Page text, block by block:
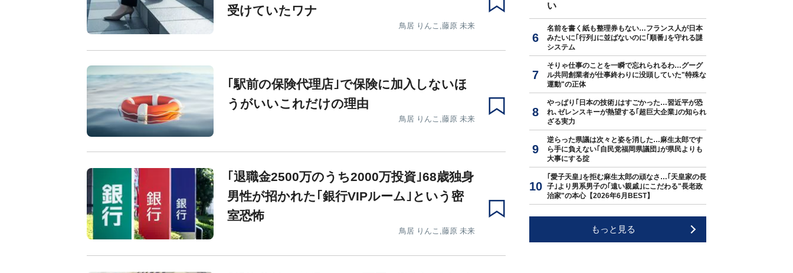
受けていたワナ
鳥居 りんこ,藤原 未来
｢駅前の保険代理店｣で保険に加入しないほ
うがいいこれだけの理由
鳥居 りんこ,藤原 未来
｢退職金2500万のうち2000万投資｣68歳独身
男性が招かれた｢銀行VIPルーム｣という密
室恐怖
鳥居 りんこ,藤原 未来
い
名前を書く紙も整理券もない…フランス人が日本
みたいに｢行列｣に並ばないのに｢順番｣を守れる謎
システム
そりゃ仕事のことを一瞬で忘れられるわ…グーグ
ル共同創業者が仕事終わりに没頭していた"特殊な
運動"の正体
やっぱり｢日本の技術｣はすごかった…習近平が恐
れ､ゼレンスキーが熱望する｢超巨大企業｣の知られ
ざる実力
逆らった県議は次々と姿を消した…麻生太郎です
ら手に負えない｢自民党福岡県議団｣が県民よりも
大事にする掟
｢愛子天皇｣を拒む麻生太郎の頑なさ…｢天皇家の長
子｣より男系男子の｢遠い親戚｣にこだわる"長老政
治家"の本心【2026年6月BEST】
もっと見る